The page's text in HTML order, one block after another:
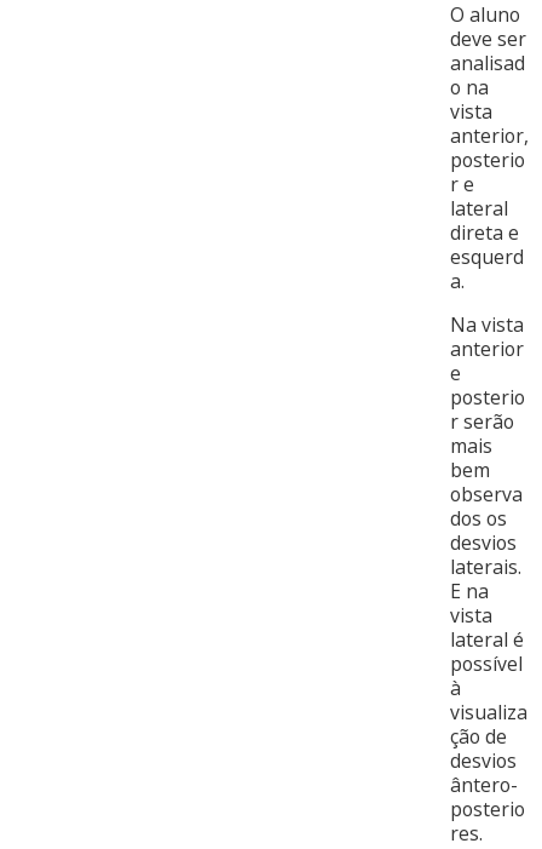
O aluno
deve ser
analisad
o na
vista
anterior,
posterio
r e
lateral
direta e
esquerd
a.
Na vista
anterior
e
posterio
r serão
mais
bem
observa
dos os
desvios
laterais.
E na
vista
lateral é
possível
à
visualiza
ção de
desvios
ântero-
posterio
res.